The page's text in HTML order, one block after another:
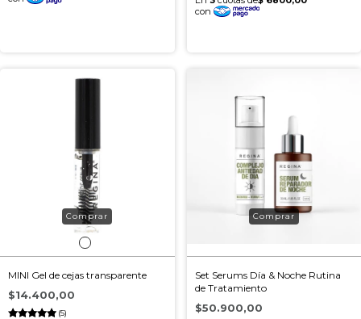
MINI Gel de cejas transparente
(5)
$14.400,00
Set Serums Día & Noche Rutina
de Tratamiento
$50.900,00